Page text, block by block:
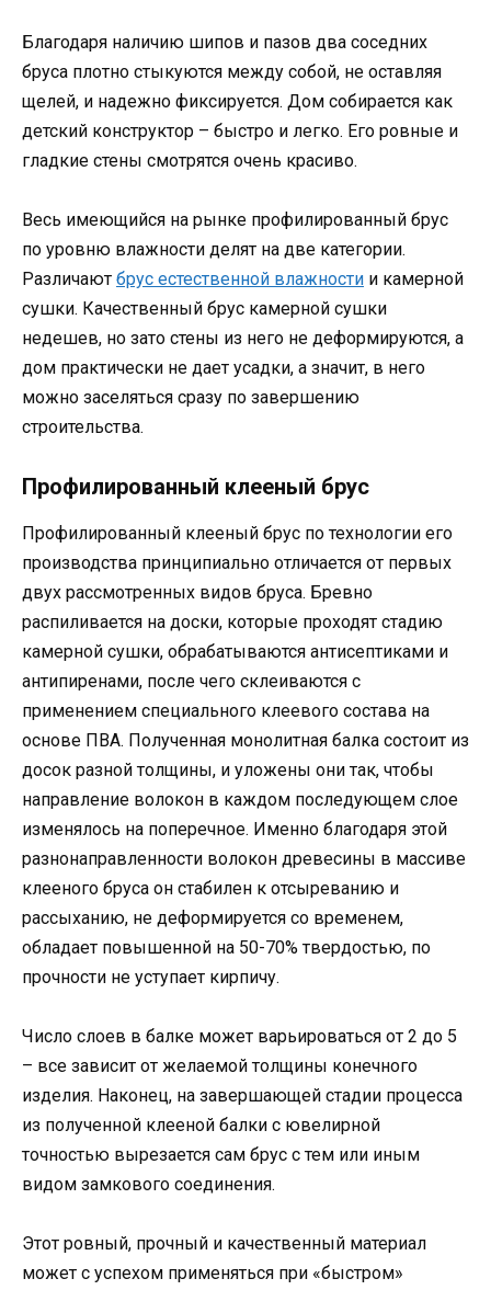
Благодаря наличию шипов и пазов два соседних
бруса плотно стыкуются между собой, не оставляя
щелей, и надежно фиксируется. Дом собирается как
детский конструктор – быстро и легко. Его ровные и
гладкие стены смотрятся очень красиво.
Весь имеющийся на рынке профилированный брус
по уровню влажности делят на две категории.
Различают брус естественной влажности и камерной
сушки. Качественный брус камерной сушки
недешев, но зато стены из него не деформируются, а
дом практически не дает усадки, а значит, в него
можно заселяться сразу по завершению
строительства.
Профилированный клееный брус
Профилированный клееный брус по технологии его
производства принципиально отличается от первых
двух рассмотренных видов бруса. Бревно
распиливается на доски, которые проходят стадию
камерной сушки, обрабатываются антисептиками и
антипиренами, после чего склеиваются с
применением специального клеевого состава на
основе ПВА. Полученная монолитная балка состоит из
досок разной толщины, и уложены они так, чтобы
направление волокон в каждом последующем слое
изменялось на поперечное. Именно благодаря этой
разнонаправленности волокон древесины в массиве
клееного бруса он стабилен к отсыреванию и
рассыханию, не деформируется со временем,
обладает повышенной на 50-70% твердостью, по
прочности не уступает кирпичу.
Число слоев в балке может варьироваться от 2 до 5
– все зависит от желаемой толщины конечного
изделия. Наконец, на завершающей стадии процесса
из полученной клееной балки с ювелирной
точностью вырезается сам брус с тем или иным
видом замкового соединения.
Этот ровный, прочный и качественный материал
может с успехом применяться при «быстром»